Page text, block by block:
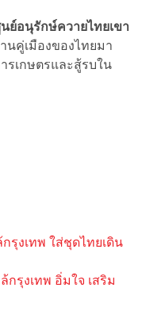
ย์อนุรักษ์ควายไทยเขา
คู่เมืองของไทยมา
เกษตรและสู้รบใน
รุงเทพ ใส่ชุดไทยเดิน
รุงเทพ อิ่มใจ เสริม